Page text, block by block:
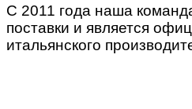
С 2011 года наша
поставки и является
итальянского